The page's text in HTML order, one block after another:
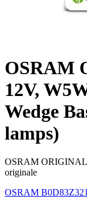
OSRAM
12V,
Wedge
lamps)
OSRAM ORIGINAL
originale
OSRAM